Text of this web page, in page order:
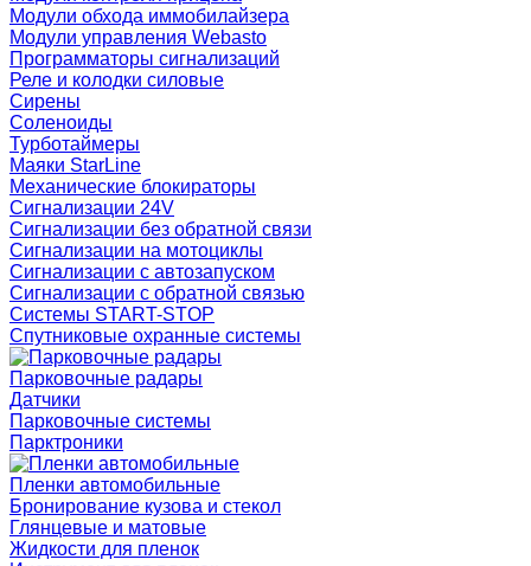
Модули обхода иммобилайзера
Модули управления Webasto
Программаторы сигнализаций
Реле и колодки силовые
Сирены
Соленоиды
Турботаймеры
Маяки StarLine
Механические блокираторы
Сигнализации 24V
Сигнализации без обратной связи
Сигнализации на мотоциклы
Сигнализации с автозапуском
Сигнализации с обратной связью
Системы START-STOP
Спутниковые охранные системы
Парковочные радары
Датчики
Парковочные системы
Парктроники
Пленки автомобильные
Бронирование кузова и стекол
Глянцевые и матовые
Жидкости для пленок